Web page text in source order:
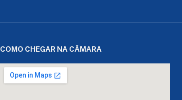
COMO CHEGAR NA CÂMARA